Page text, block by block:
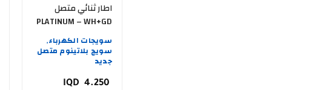
اطار ثنائي متصل
PLATINUM – WH+GD
سويجات الكهرباء,
سويج بلاتينوم متصل
جديد
4.250